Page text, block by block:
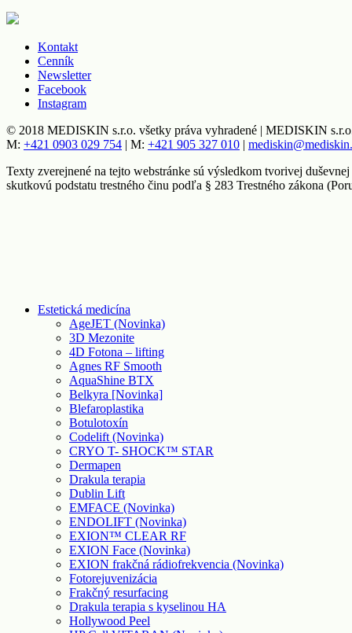
Kontakt
Cenník
Newsletter
Facebook
Instagram
© 2018 MEDISKIN s.r.o. všetky práva vyhradené | MEDISKIN
M: +421 0903 029 754 | M: +421 905 327 010 |
Texty zverejnené na tejto webstránke sú výsledkom tvorivej
skutkovú podstatu trestného činu podľa § 283 Trestného zákona
Estetická medicína
AgeJET (Novinka)
3D Mezonite
4D Fotona – lifting
Agnes RF Smooth
AquaShine BTX
Belkyra [Novinka]
Blefaroplastika
Botulotoxín
Codelift (Novinka)
CRYO T- SHOCK™ STAR
Dermapen
Drakula terapia
Dublin Lift
EMFACE (Novinka)
ENDOLIFT (Novinka)
EXION™ CLEAR RF
EXION Face (Novinka)
EXION frakčná rádiofrekvencia (Novinka)
Fotorejuvenizácia
Frakčný resurfacing
Drakula terapia s kyselinou HA
Hollywood Peel